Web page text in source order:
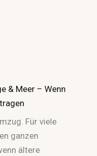
& Meer – Wenn
Für viele
ganzen
ältere